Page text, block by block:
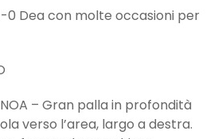
1-0 Dea con molte occasioni per
– Gran palla in profondità
verso l’area, largo a destra.